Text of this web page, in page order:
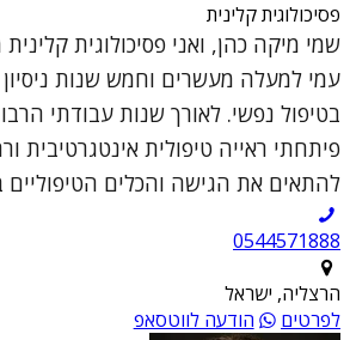
פסיכולוגית קלינית
שמי מיקה כהן, ואני פסיכולוגית
עמי למעלה מעשרים וחמש שנות ניסיון
בטיפול נפשי. לאורך שנות עבודתי
פיתחתי ראייה טיפולית אינטגרטיבית
להתאים את הגישה והכלים הטיפוליים
0544571888
הרצליה, ישראל
לפרטים
הודעה לווטסאפ